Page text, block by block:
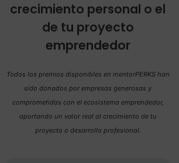
crecimiento personal o el
de tu proyecto
emprendedor
Todos los premios disponibles en mentorPERKS han
sido donados por empresas generosas y
comprometidas con el ecosistema emprendedor,
aportando un valor real al crecimiento de tu
proyecto o desarrollo profesional.